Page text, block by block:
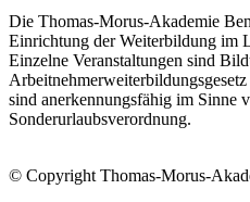
Die Thomas-Morus-Akademie
Einrichtung der Weiterbildung im
Einzelne Veranstaltungen sind
sind anerkennungsfähig im Sinne
Sonderurlaubsverordnung.
© Copyright Thomas-Morus-